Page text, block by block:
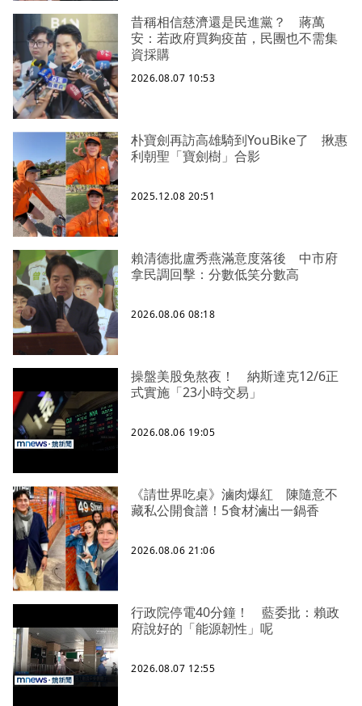
昔稱相信慈濟還是民進黨？ 蔣萬
安：若政府買夠疫苗，民團也不需集
資採購
2026.08.07 10:53
朴寶劍再訪高雄騎到YouBike了 揪惠
利朝聖「寶劍樹」合影
2025.12.08 20:51
賴清德批盧秀燕滿意度落後 中市府
拿民調回擊：分數低笑分數高
2026.08.06 08:18
操盤美股免熬夜！ 納斯達克12/6正
式實施「23小時交易」
2026.08.06 19:05
《請世界吃桌》滷肉爆紅 陳隨意不
藏私公開食譜！5食材滷出一鍋香
2026.08.06 21:06
行政院停電40分鐘！ 藍委批：賴政
府說好的「能源韌性」呢
2026.08.07 12:55